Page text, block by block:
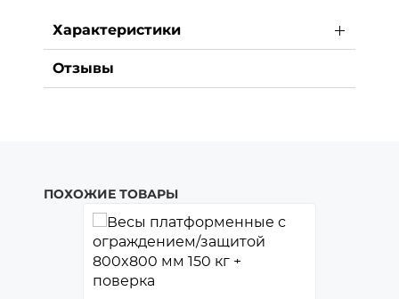
Характеристики
Отзывы
ПОХОЖИЕ ТОВАРЫ